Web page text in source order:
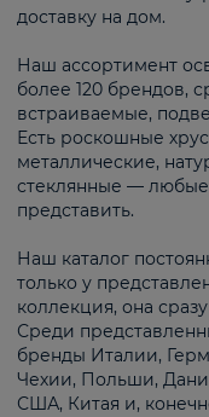
доставку на дом.
Наш ассортимент
более 120 брендов,
встраиваемые,
Есть роскошные
металлические,
стеклянные —
представить.
Наш каталог
только у
коллекция, она
Среди
бренды Италии,
Чехии, Польши,
США, Китая и,